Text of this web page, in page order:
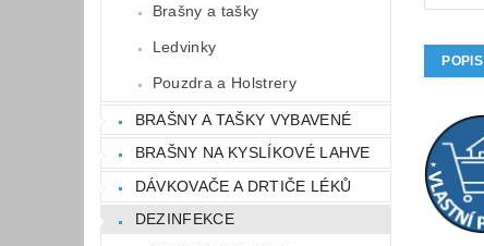
Brašny a tašky
Ledvinky
Pouzdra a Holstrery
BRAŠNY A TAŠKY VYBAVENÉ
BRAŠNY NA KYSLÍKOVÉ LAHVE
DÁVKOVAČE A DRTIČE LÉKŮ
DEZINFEKCE
POPIS